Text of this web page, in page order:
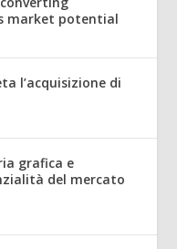
market potential
l’acquisizione di
grafica e
del mercato